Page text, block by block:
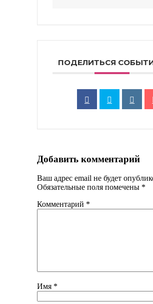
ПОДЕЛИТЬСЯ
Добавить комментарий
Ваш адрес email не будет
Обязательные поля помечены *
Комментарий *
Имя *